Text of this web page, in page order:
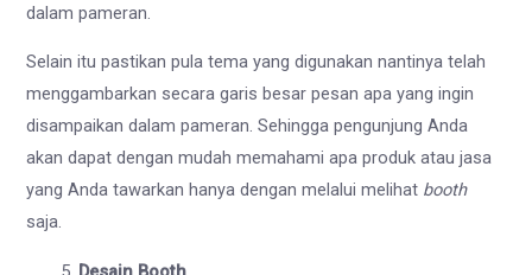
dalam pameran.
Selain itu pastikan pula tema yang digunakan nantinya telah
menggambarkan secara garis besar pesan apa yang ingin
disampaikan dalam pameran. Sehingga pengunjung Anda
akan dapat dengan mudah memahami apa produk atau jasa
yang Anda tawarkan hanya dengan melalui melihat booth
saja.